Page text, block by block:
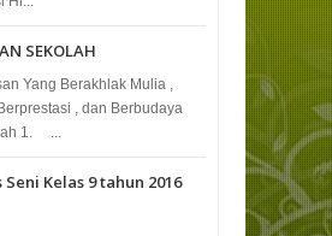
SEKOLAH
Yang Berakhlak Mulia ,
, dan Berbudaya
1. ...
Seni Kelas 9 tahun 2016